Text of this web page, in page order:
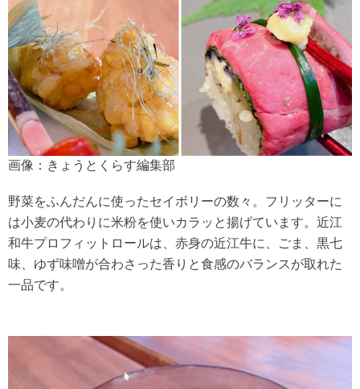
画像：きょうとくらす編集部
野菜をふんだんに使ったセイボリーの数々。フリッターに
は小麦の代わりに米粉を使いカラッと揚げています。近江
和牛プロフィットロールは、赤身の近江牛に、ごま、黒七
味、ゆず味噌が合わさった香りと食感のバランスが取れた
一品です。